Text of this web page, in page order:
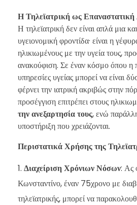
Η Τηλεϊατρική ως
Η τηλεϊατρική δεν είναι απλά μια
υγειονομική φροντίδα· είναι η
ηλικιωμένους με την υγεία τους,
ανακούφιση. Σε έναν κόσμο όπου η
υπηρεσίες υγείας μπορεί να είναι
φέρνει την ιατρική ακριβώς στην
προσέγγιση επιτρέπει στους
την ανεξαρτησία τους, ενώ
υποστήριξη που χρειάζονται.
Περιστατικά Χρήσης της
Διαχείριση Χρόνιων Νόσων: Ας
Κωνσταντίνο, έναν 75χρονο με
τηλεϊατρικής, μπορεί να